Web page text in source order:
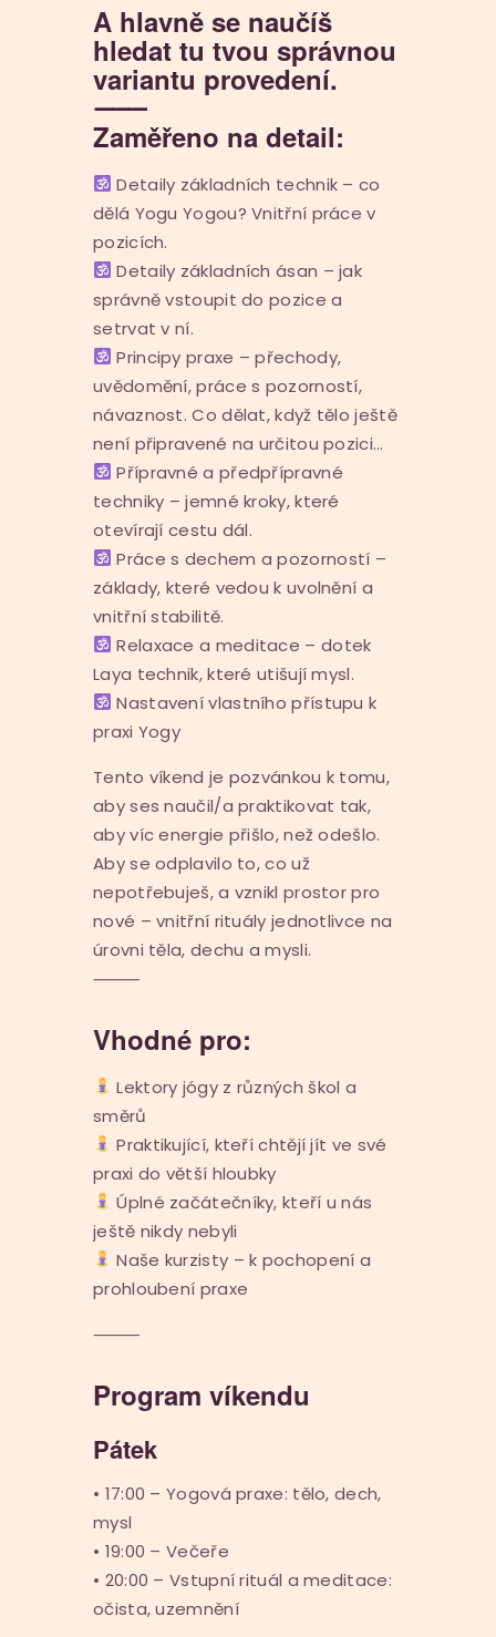
A hlavně se naučíš
hledat tu tvou správnou
variantu provedení.
⸻
Zaměřeno na detail:
Detaily základních technik – co
dělá Yogu Yogou? Vnitřní práce v
pozicích.
Detaily základních ásan – jak
správně vstoupit do pozice a
setrvat v ní.
Principy praxe – přechody,
uvědomění, práce s pozorností,
návaznost. Co dělat, když tělo ještě
není připravené na určitou pozici…
Přípravné a předpřípravné
techniky – jemné kroky, které
otevírají cestu dál.
Práce s dechem a pozorností –
základy, které vedou k uvolnění a
vnitřní stabilitě.
Relaxace a meditace – dotek
Laya technik, které utišují mysl.
Nastavení vlastního přístupu k
praxi Yogy
Tento víkend je pozvánkou k tomu,
aby ses naučil/a praktikovat tak,
aby víc energie přišlo, než odešlo.
Aby se odplavilo to, co už
nepotřebuješ, a vznikl prostor pro
nové – vnitřní rituály jednotlivce na
úrovni těla, dechu a mysli.
⸻
Vhodné pro:
Lektory jógy z různých škol a
směrů
Praktikující, kteří chtějí jít ve své
praxi do větší hloubky
Úplné začátečníky, kteří u nás
ještě nikdy nebyli
Naše kurzisty – k pochopení a
prohloubení praxe
⸻
Program víkendu
Pátek
• 17:00 – Yogová praxe: tělo, dech,
mysl
• 19:00 – Večeře
• 20:00 – Vstupní rituál a meditace:
očista, uzemnění